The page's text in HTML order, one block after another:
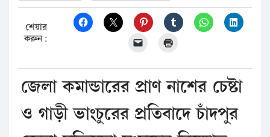
শেয়ার
করুন:
জেলা কমান্ডারের প্রাণ নাশের চেষ্টা
ও গাড়ী ভাংচুরের প্রতিবাদে চাঁদপুর